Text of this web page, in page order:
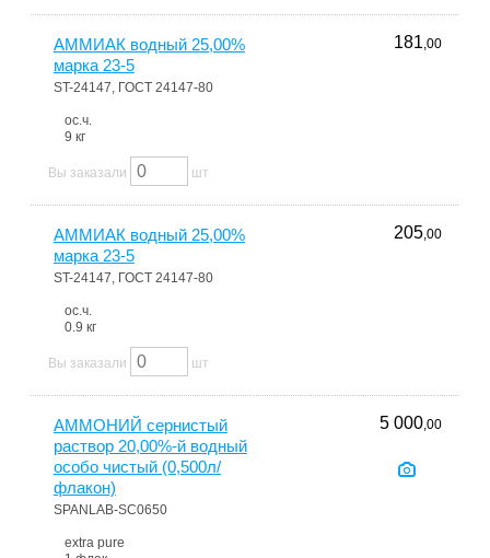
АММИАК водный 25,00%
марка 23-5
ST-24147, ГОСТ 24147-80
ос.ч.
9 кг
181,00
Вы заказали шт
АММИАК водный 25,00%
марка 23-5
ST-24147, ГОСТ 24147-80
ос.ч.
0.9 кг
205,00
Вы заказали шт
АММОНИЙ сернистый
раствор 20,00%-й водный
особо чистый (0,500л/
флакон)
SPANLAB-SC0650
extra pure
5 000,00